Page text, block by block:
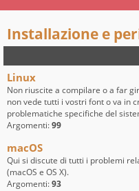
Installazione e
Linux
Non riuscite a compilare o a far
non vede tutti i vostri font o va in
problematiche specifiche del
Argomenti:99
macOS
Qui si discute di tutti i problemi
(macOS e OS X).
Argomenti:93